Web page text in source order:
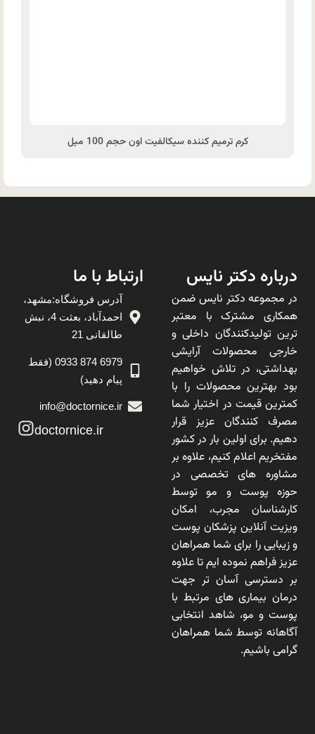
کرم ترمیم کننده سیکالفیت اون حجم 100 میل
درباره دکتر نایس
در مجموعه دکتر نایس ضمن
همکاری مشترک با معتبر
ترین تولیدکنندگان داخلی و
خارجی محصولات آرایشی
بهداشتی، در تلاش خواهیم
بود بهترین محصولات را با
کمترین قیمت در اختیار شما
مصرف کنندگان عزیز قرار
دهیم. برای اولین بار در کشور
مفتخریم اعلام کنیم، علاوه بر
مشاوره های تخصصی در
حوزه پوست و مو توسط
کارشناسان مجرب، امکان
ویزیت آنلاین پزشکان پوست
و زیبایی را برای شما همراهان
عزیز فراهم نموده ایم تا علاوه
بر دسترسی آسان تر جهت
درمان بیماری های مرتبط با
پوست و مو، شاهد انتخابی
آگاهانه توسط شما همراهان
گرامی باشیم.
ارتباط با ما
آدرس فروشگاه:مشهد،
احمدآباد، بعثت 4، نبش
طالقانی 21
6979 874 0933 (فقط
پیام دهید)
info@doctornice.ir
doctornice.ir